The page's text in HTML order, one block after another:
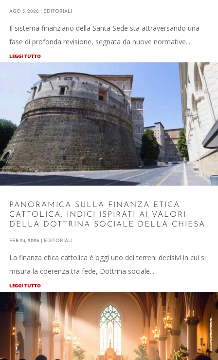
AGO 3, 2026 EDITORIALI
Il sistema finanziario della Santa Sede sta attraversando una
fase di profonda revisione, segnata da nuove normative...
LEGGI TUTTO
PANORAMICA SULLA FINANZA ETICA
CATTOLICA. INDICI ISPIRATI AI VALORI
DELLA DOTTRINA SOCIALE DELLA CHIESA
FEB 24, 2026 EDITORIALI
La finanza etica cattolica è oggi uno dei terreni decisivi in cui si
misura la coerenza tra fede, Dottrina sociale...
LEGGI TUTTO